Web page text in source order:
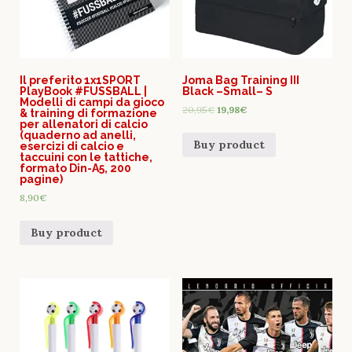
Il preferito 1x1SPORT
PlayBook #FUSSBALL |
Modelli di campi da gioco
& training di formazione
per allenatori di calcio
(quaderno ad anelli,
esercizi di calcio e
taccuini con le tattiche,
formato Din-A5, 200
pagine)
8,90€
Buy product
Joma Bag Training III
Black –Small– S
20,95€ 19,98€
Buy product